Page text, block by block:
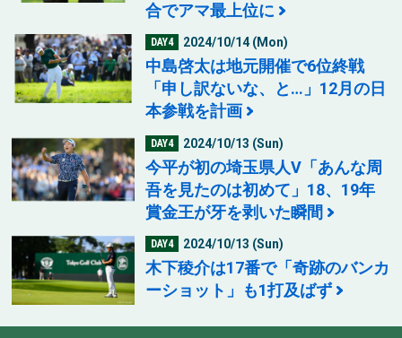
合でアマ最上位に
DAY4 2024/10/14 (Mon)
中島啓太は地元開催で6位終戦
「申し訳ないな、と…」12月の日
本参戦を計画
DAY4 2024/10/13 (Sun)
今平が初の埼玉県人V「あんな周
吾を見たのは初めて」18、19年
賞金王が牙を剥いた瞬間
DAY4 2024/10/13 (Sun)
木下稜介は17番で「奇跡のバンカ
ーショット」も1打及ばず